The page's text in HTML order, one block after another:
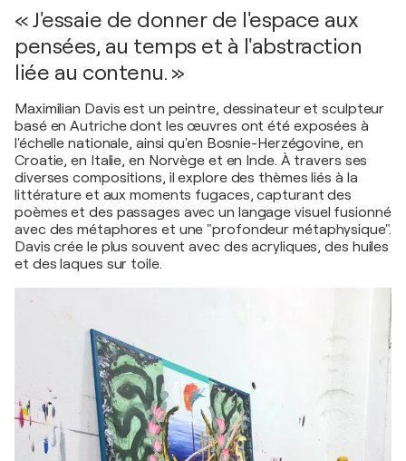
« J'essaie de donner de l'espace aux
pensées, au temps et à l'abstraction
liée au contenu. »
Maximilian Davis est un peintre, dessinateur et sculpteur
basé en Autriche dont les œuvres ont été exposées à
l'échelle nationale, ainsi qu'en Bosnie-Herzégovine, en
Croatie, en Italie, en Norvège et en Inde. À travers ses
diverses compositions, il explore des thèmes liés à la
littérature et aux moments fugaces, capturant des
poèmes et des passages avec un langage visuel fusionné
avec des métaphores et une "profondeur métaphysique".
Davis crée le plus souvent avec des acryliques, des huiles
et des laques sur toile.